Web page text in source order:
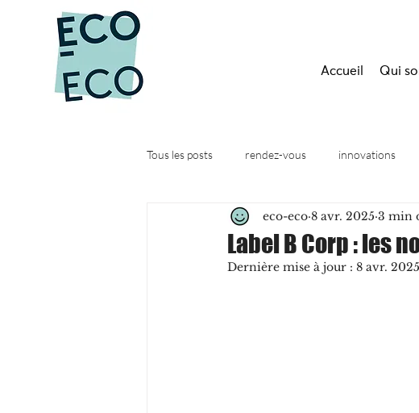
Accueil Qui
Tous les posts rendez-vous innovations
Quesako-éco ? Actus Webinaires
Label B Corp : les
eco-eco 8 avr. 2025 3 min
Dernière mise à jour : 8 avr. 2025